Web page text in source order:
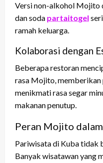
Versi non-alkohol Mojito
dan soda partaitogel
ramah keluarga.
Kolaborasi dengan
Beberapa restoran
rasa Mojito, memberikan
menikmati rasa segar
makanan penutup.
Peran Mojito
Pariwisata di Kuba tidak
Banyak wisatawan yang